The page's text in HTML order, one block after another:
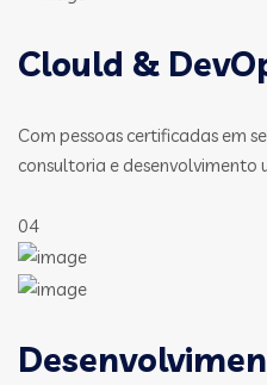
Clould &
Com pessoas certificadas em
consultoria e desenvolvimento
04